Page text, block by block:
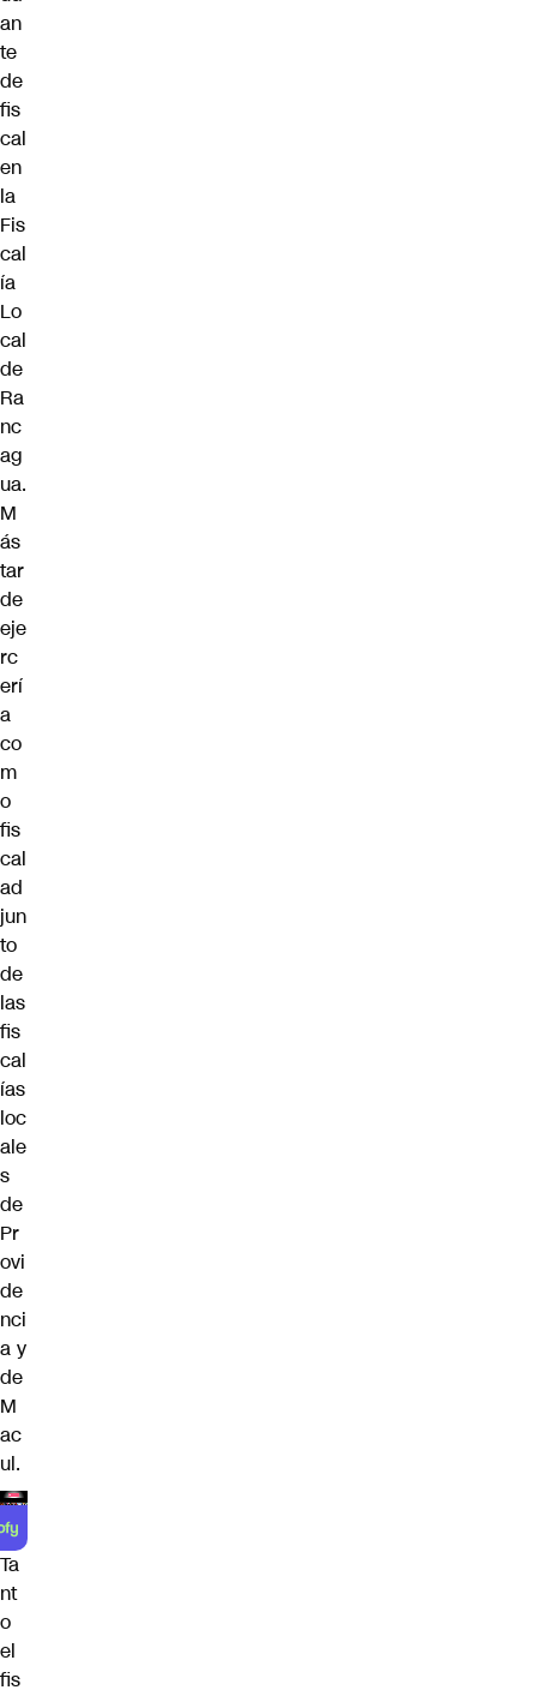
an
te
de
fis
cal
en
la
Fis
cal
ía
Lo
cal
de
Ra
nc
ag
ua.
M
ás
tar
de
eje
rc
erí
a
co
m
o
fis
cal
ad
jun
to
de
las
fis
cal
ías
loc
ale
s
de
Pr
ovi
de
nci
a y
de
M
ac
ul.
Ta
nt
o
el
fis